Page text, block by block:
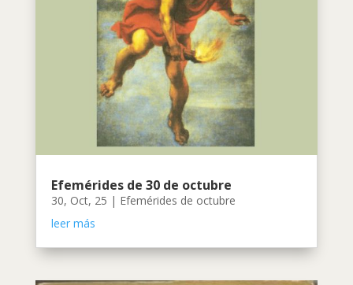
Efemérides de 30 de octubre
30, Oct, 25 | Efemérides de octubre
leer más